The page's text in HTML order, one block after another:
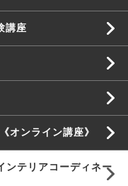
講座
ンライン講座》
テリアコーディネー